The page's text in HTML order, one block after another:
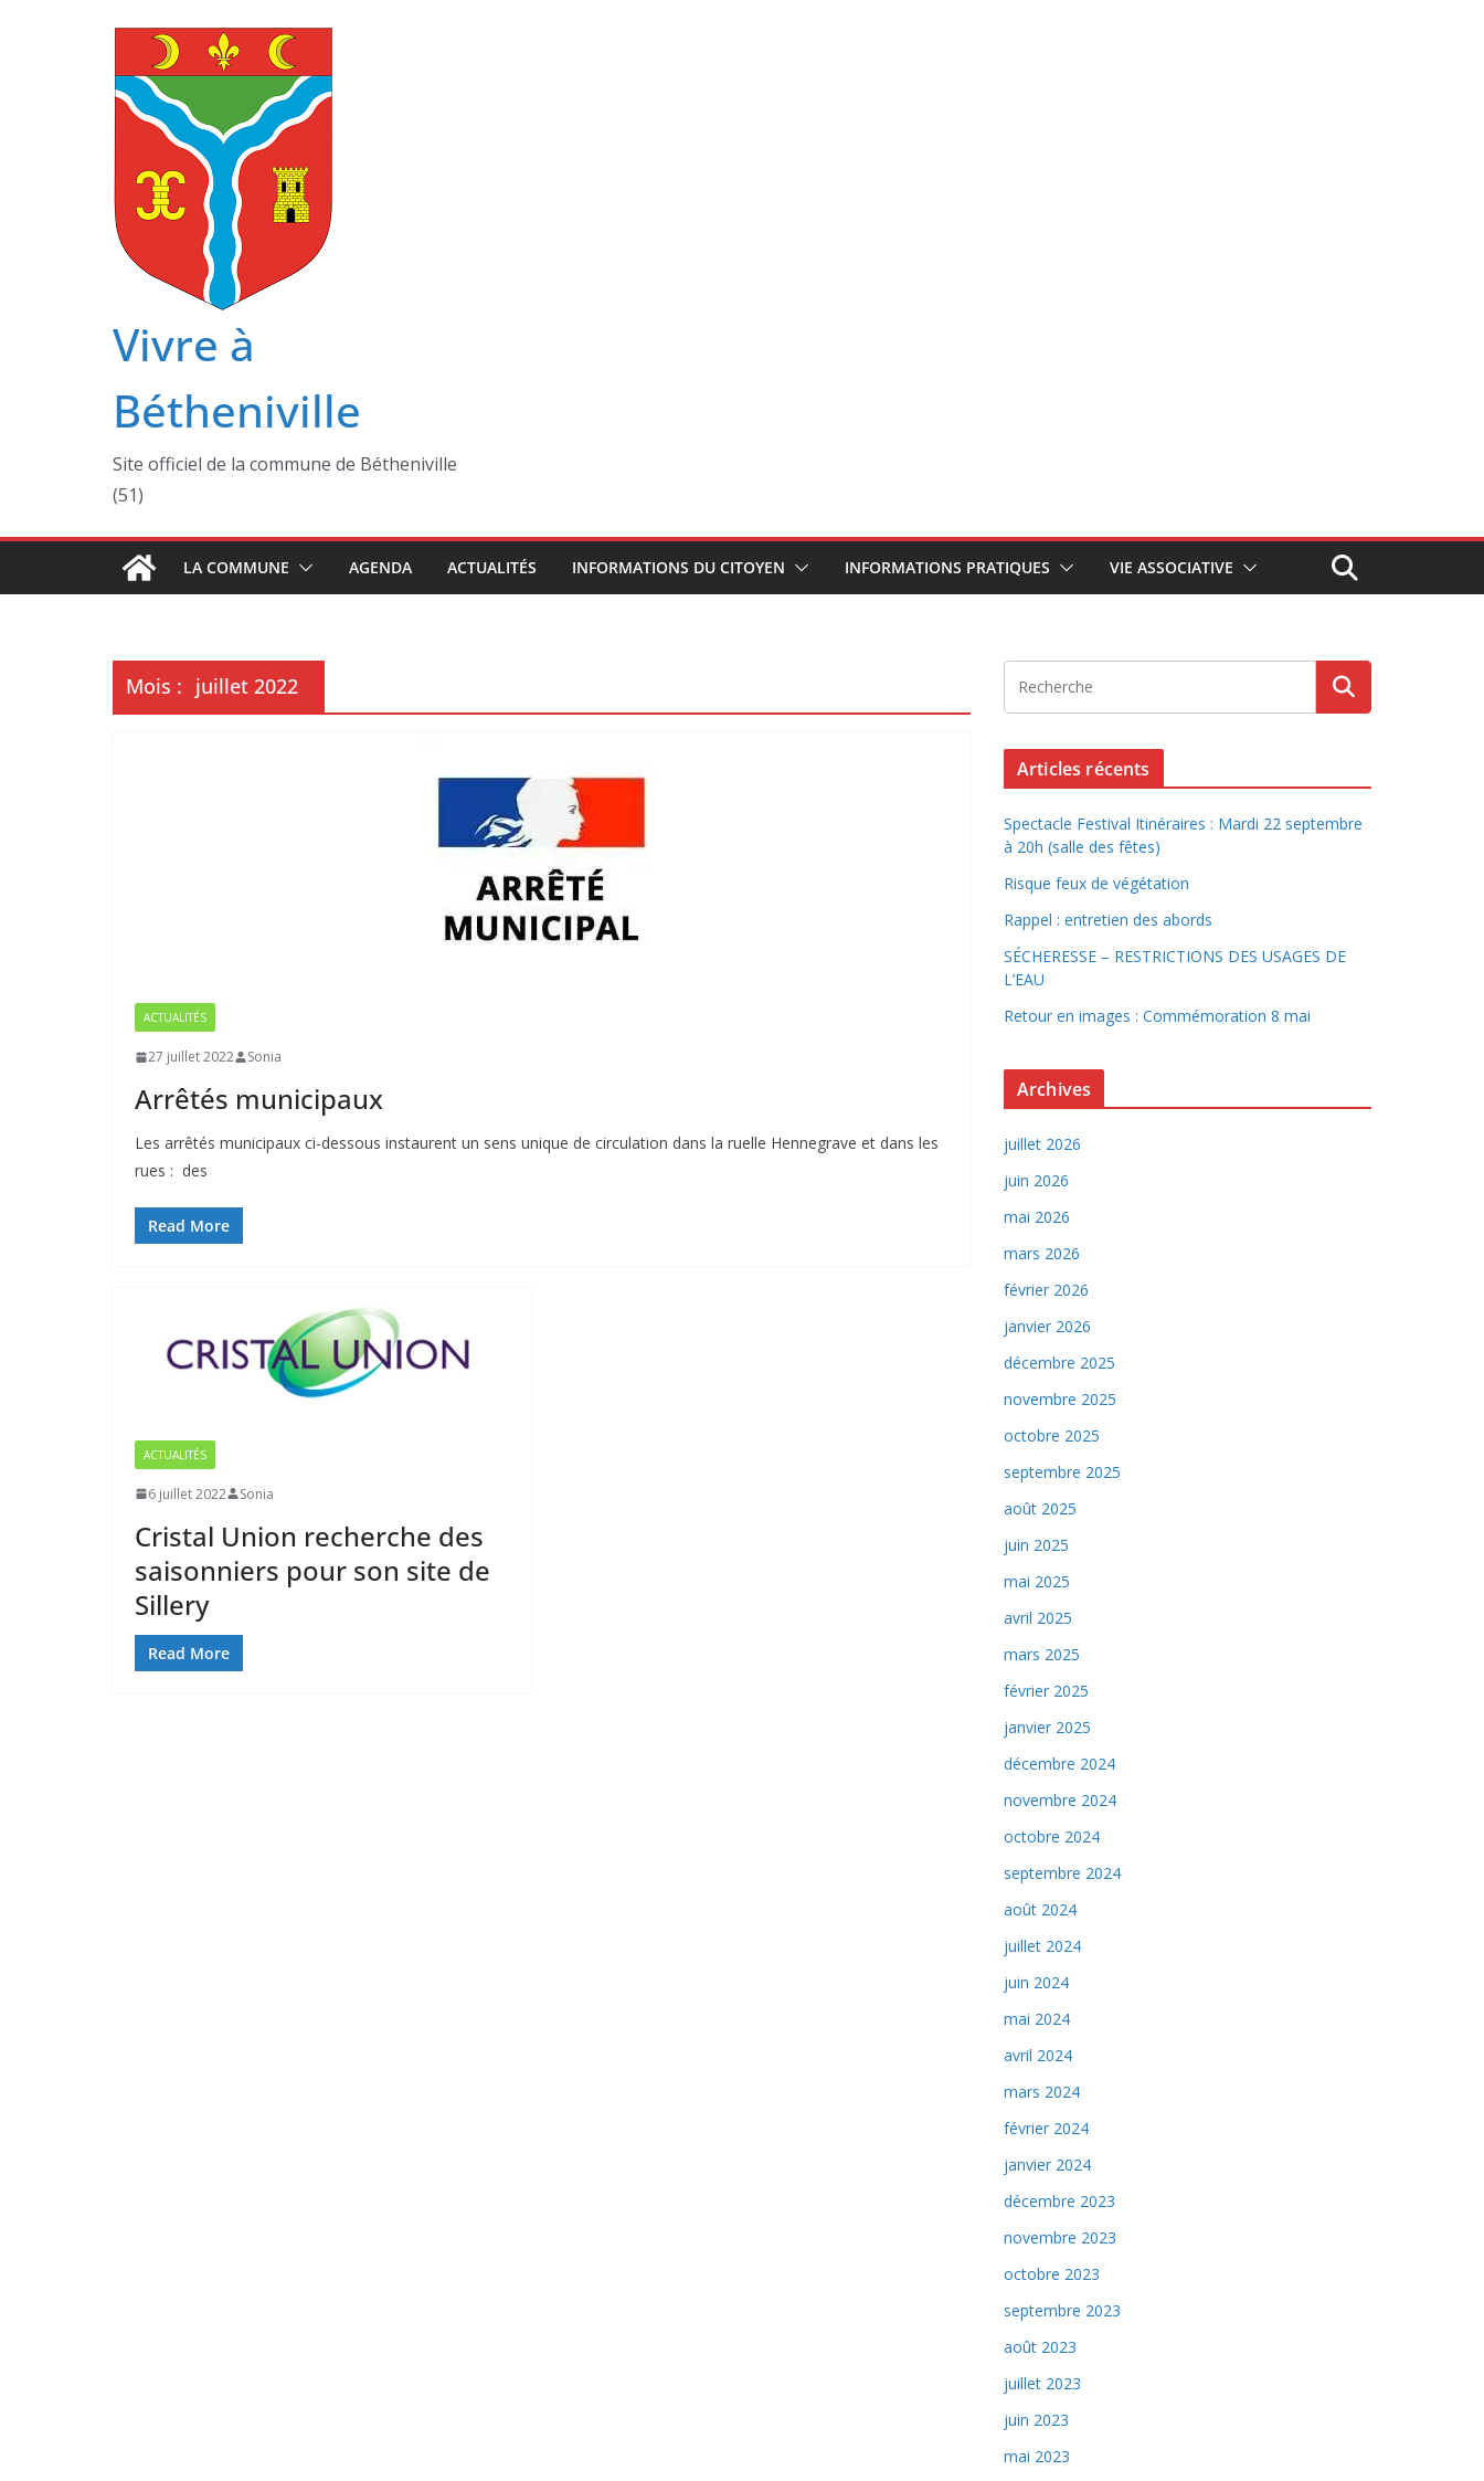
Vivre à
Bétheniville
Site officiel de la commune de Bétheniville
(51)
LA COMMUNE AGENDA ACTUALITÉS INFORMATIONS DU CITOYEN INFORMATIONS PRATIQUES VIE ASSOCIATIVE
Mois : juillet 2022
ACTUALITÉS
27 juillet 2022 Sonia
Arrêtés municipaux
Les arrêtés municipaux ci-dessous instaurent un sens unique de circulation dans la ruelle Hennegrave et dans les
rues : des
Read More
ACTUALITÉS
6 juillet 2022 Sonia
Cristal Union recherche des
saisonniers pour son site de
Sillery
Read More
Articles récents
Spectacle Festival Itinéraires : Mardi 22 septembre
à 20h (salle des fêtes)
Risque feux de végétation
Rappel : entretien des abords
SÉCHERESSE – RESTRICTIONS DES USAGES DE
L’EAU
Retour en images : Commémoration 8 mai
Archives
juillet 2026
juin 2026
mai 2026
mars 2026
février 2026
janvier 2026
décembre 2025
novembre 2025
octobre 2025
septembre 2025
août 2025
juin 2025
mai 2025
avril 2025
mars 2025
février 2025
janvier 2025
décembre 2024
novembre 2024
octobre 2024
septembre 2024
août 2024
juillet 2024
juin 2024
mai 2024
avril 2024
mars 2024
février 2024
janvier 2024
décembre 2023
novembre 2023
octobre 2023
septembre 2023
août 2023
juillet 2023
juin 2023
mai 2023